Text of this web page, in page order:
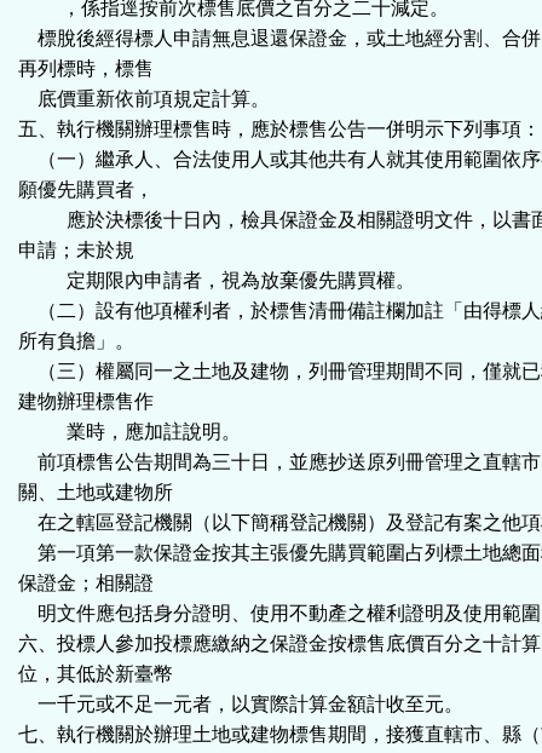
，係指逕按前次標售底價之百分之二十減定。
標脫後經得標人申請無息退還保證金，或土地經分割、合
再列標時，標售
底價重新依前項規定計算。
五、執行機關辦理標售時，應於標售公告一併明示下列事項：
（一）繼承人、合法使用人或其他共有人就其使用範圍依
願優先購買者，
應於決標後十日內，檢具保證金及相關證明文件，以書
申請；未於規
定期限內申請者，視為放棄優先購買權。
（二）設有他項權利者，於標售清冊備註欄加註「由得標
所有負擔」。
（三）權屬同一之土地及建物，列冊管理期間不同，僅就
建物辦理標售作
業時，應加註說明。
前項標售公告期間為三十日，並應抄送原列冊管理之直轄
關、土地或建物所
在之轄區登記機關（以下簡稱登記機關）及登記有案之他
第一項第一款保證金按其主張優先購買範圍占列標土地總
保證金；相關證
明文件應包括身分證明、使用不動產之權利證明及使用範
六、投標人參加投標應繳納之保證金按標售底價百分之十計
位，其低於新臺幣
一千元或不足一元者，以實際計算金額計收至元。
七、執行機關於辦理土地或建物標售期間，接獲直轄市、縣